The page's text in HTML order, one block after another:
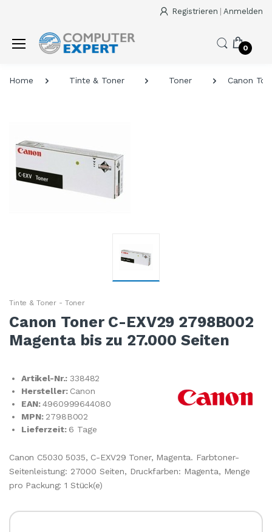
Registrieren Anmelden
0
Home Tinte & Toner Toner Canon
Tinte & Toner - Toner
Canon Toner C-EXV29 2798B002
Magenta bis zu 27.000 Seiten
Artikel-Nr.:338482
Hersteller: Canon
EAN:4960999644080
MPN: 2798B002
Lieferzeit: 6 Tage
Canon C5030 5035, C-EXV29 Toner, Magenta. Farbtoner-
Seitenleistung: 27000 Seiten, Druckfarben: Magenta, Menge
pro Packung: 1 Stück(e)